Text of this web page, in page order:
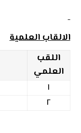
الالقاب العلمية
اللقب
العلمي
١
٢